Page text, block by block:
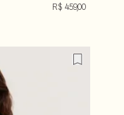
R$ 459,00